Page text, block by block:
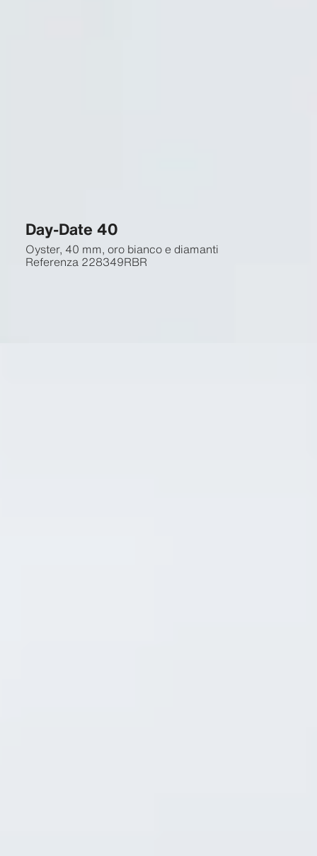
Day-Date 40
Oyster, 40 mm, oro bianco e diamanti
Referenza 228349RBR